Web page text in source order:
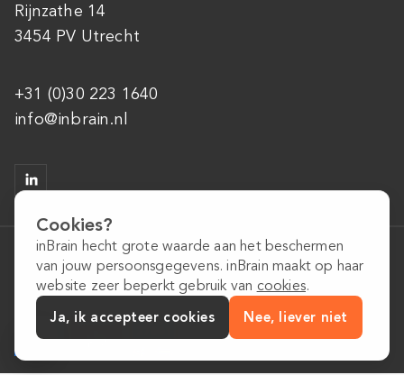
Rijnzathe 14
3454 PV Utrecht
+31 (0)30 223 1640
info@inbrain.nl
Algemene voorwaarden
Privacybeleid
Cookiebeleid
Cookies?
inBrain hecht grote waarde aan het beschermen
van jouw persoonsgegevens. inBrain maakt op haar
website zeer beperkt gebruik van cookies.
Ja, ik accepteer cookies Nee, liever niet